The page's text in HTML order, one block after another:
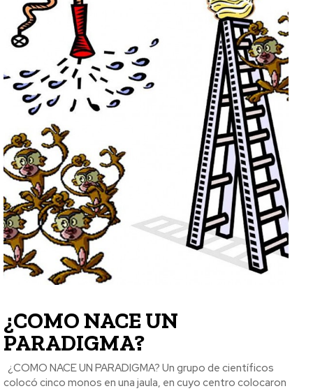
¿COMO NACE UN
PARADIGMA?
colocó cinco monos en una jaula, en cuyo centro colocaron